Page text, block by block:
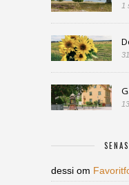
1
dessi om